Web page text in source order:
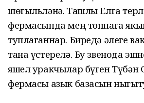
шөгыльләнә. Ташлы Елга
фермасында мең тоннага
туплаганнар. Биредә әлеге
тана үстерелә. Бу звенода
яшел уракчылар бүген Түбән
фермасы азык базасын